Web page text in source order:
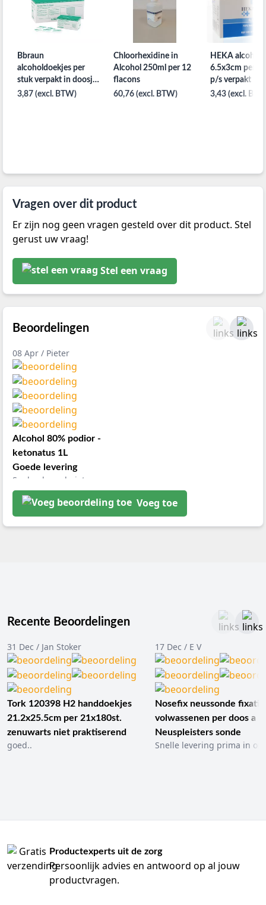
Bbraun
alcoholdoekjes per
stuk verpakt in doosje
van 100st.
3,87 (excl. BTW)
Chloorhexidine in
Alcohol 250ml per 12
flacons
60,76 (excl. BTW)
HEKA
6.5x3cm per
p/s verpakt
3,43 (excl.
Vragen over dit product
Er zijn nog geen vragen gesteld over dit product. Stel
gerust uw vraag!
Stel een vraag
Beoordelingen
08 Apr / Pieter
Alcohol 80% podior -
ketonatus 1L
Goede levering
Snel geleverd niet
beschadigd helemaal
goed..
Voeg toe
Recente Beoordelingen
31 Dec / Jan Stoker
Tork 120398 H2 handdoekjes
21.2x25.5cm per 21x180st.
zenuwarts niet praktiserend
goed..
17 Dec / E V
Nosefix neussonde
volwassenen per doos a
Neuspleisters sonde
Snelle levering prima in
Productexperts uit de zorg
Persoonlijk advies en antwoord op al jouw
productvragen.